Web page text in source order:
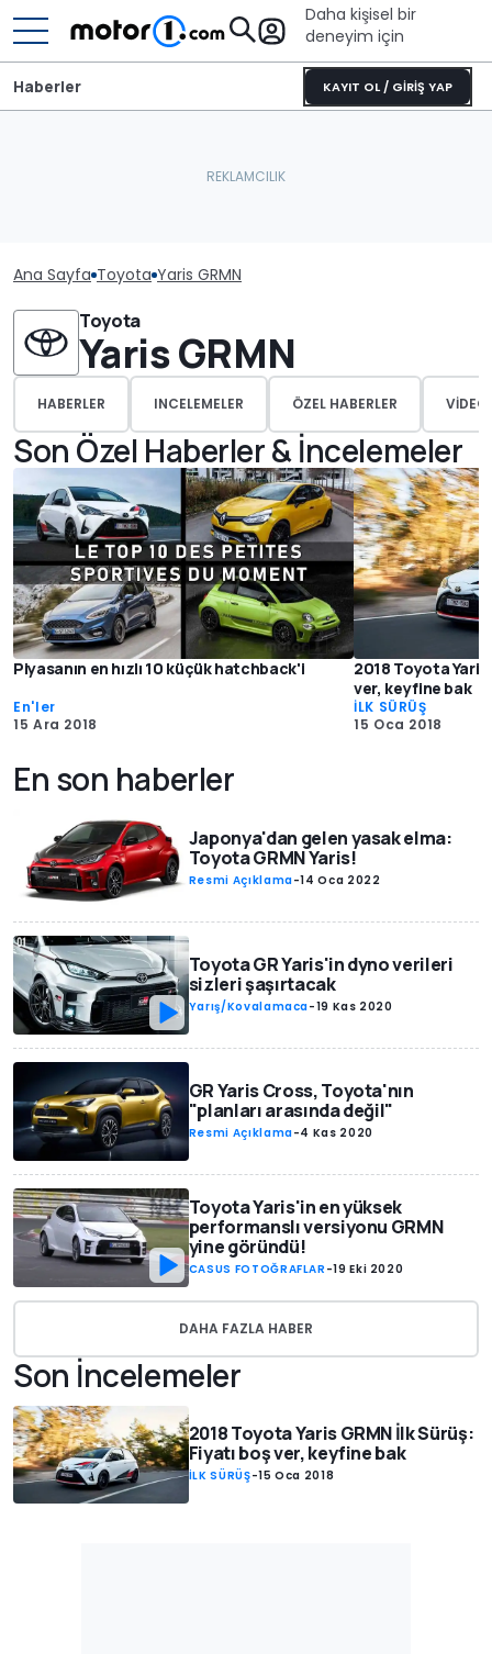
Daha kişisel bir
deneyim için
KAYIT OL / GİRİŞ YAP
Haberler
Ana Sayfa Toyota Yaris GRMN
Toyota
Yaris GRMN
HABERLER INCELEMELER ÖZEL HABERLER
Son Özel Haberler & İncelemeler
Piyasanın en hızlı 10 küçük hatchback'i
En'ler
15 Ara 2018
2018 Toyota Yaris
ver, keyfine bak
İLK SÜRÜŞ
15 Oca 2018
En son haberler
Japonya'dan gelen yasak elma:
Toyota GRMN Yaris!
Resmi Açıklama-14 Oca 2022
Toyota GR Yaris'in dyno verileri
sizleri şaşırtacak
Yarış/Kovalamaca-19 Kas 2020
GR Yaris Cross, Toyota'nın
"planları arasında değil"
Resmi Açıklama-4 Kas 2020
Toyota Yaris'in en yüksek
performanslı versiyonu GRMN
yine göründü!
CASUS FOTOĞRAFLAR -19 Eki 2020
DAHA FAZLA HABER
Son İncelemeler
2018 Toyota Yaris GRMN İlk Sürüş:
Fiyatı boş ver, keyfine bak
İLK SÜRÜŞ-15 Oca 2018